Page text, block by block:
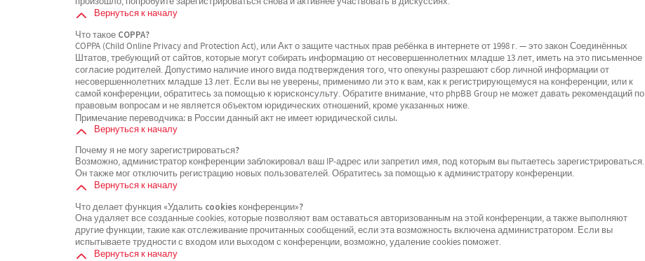
Вернуться к началу
Что такое COPPA?
COPPA (Child Online Privacy and Protection Act), или Акт о защите частных прав ребёнка в интернете от 1998 г. — это закон Соединённых
Штатов, требующий от сайтов, которые могут собирать информацию от несовершеннолетних младше 13 лет, иметь на это письменное
согласие родителей. Допустимо наличие иного вида подтверждения того, что опекуны разрешают сбор личной информации от
несовершеннолетних младше 13 лет. Если вы не уверены, применимо ли это к вам, как к регистрирующемуся на конференции, или к
самой конференции, обратитесь за помощью к юрисконсульту. Обратите внимание, что phpBB Group не может давать рекомендаций по
правовым вопросам и не является объектом юридических отношений, кроме указанных ниже.
Примечание переводчика: в России данный акт не имеет юридической силы.
Вернуться к началу
Почему я не могу зарегистрироваться?
Возможно, администратор конференции заблокировал ваш IP-адрес или запретил имя, под которым вы пытаетесь зарегистрироваться.
Он также мог отключить регистрацию новых пользователей. Обратитесь за помощью к администратору конференции.
Вернуться к началу
Что делает функция «Удалить cookies конференции»?
Она удаляет все созданные cookies, которые позволяют вам оставаться авторизованным на этой конференции, а также выполняют
другие функции, такие как отслеживание прочитанных сообщений, если эта возможность включена администратором. Если вы
испытываете трудности с входом или выходом с конференции, возможно, удаление cookies поможет.
Вернуться к началу